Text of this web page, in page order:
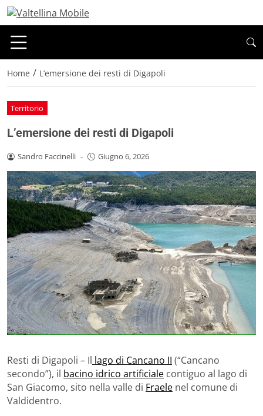
Home / L’emersione dei resti di Digapoli
Territorio
L’emersione dei resti di Digapoli
Sandro Faccinelli - Giugno 6, 2026
Resti di Digapoli – Il lago di Cancano II (“Cancano
secondo”), il bacino idrico artificiale contiguo al lago di
San Giacomo, sito nella valle di Fraele nel comune di
Valdidentro.